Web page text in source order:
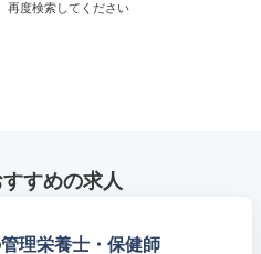
再度検索してください
すめの求人
理栄養士・保健師